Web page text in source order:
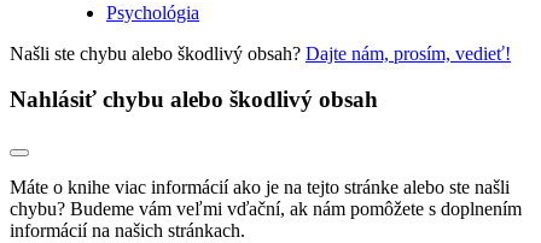
Psychológia
Našli ste chybu alebo škodlivý obsah? Dajte nám, prosím, vedieť!
Nahlásiť chybu alebo škodlivý obsah
Máte o knihe viac informácií ako je na tejto stránke alebo ste našli
chybu? Budeme vám veľmi vďační, ak nám pomôžete s doplnením
informácií na našich stránkach.